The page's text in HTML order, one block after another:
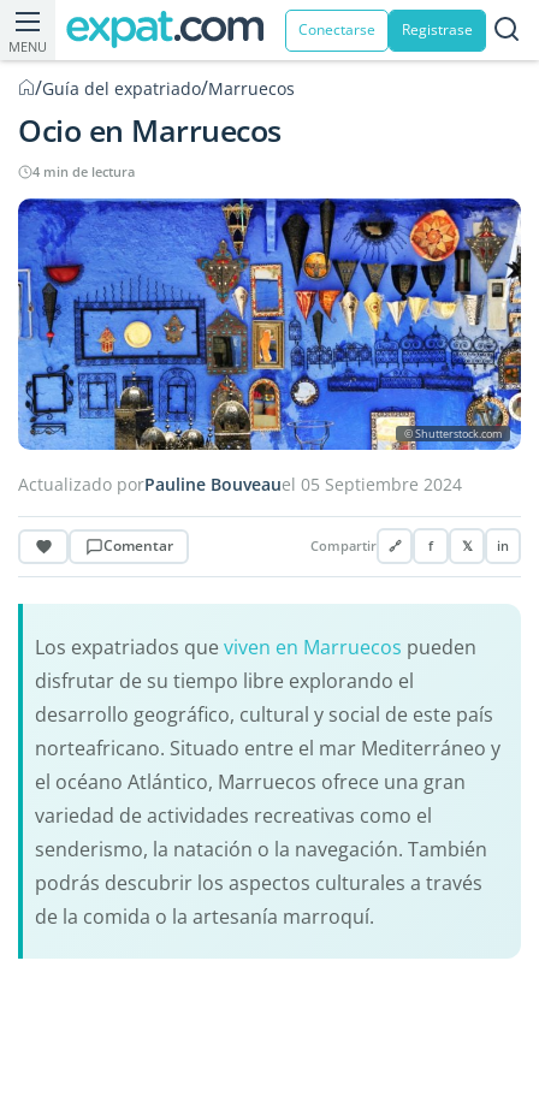
MENU
Conectarse Registrase
/Guía del expatriado/Marruecos
Ocio en Marruecos
4 min de lectura
© Shutterstock.com
Actualizado porPauline Bouveauel 05 Septiembre 2024
Comentar Compartir 🔗 f 𝕏 in
Los expatriados que viven en Marruecos pueden
disfrutar de su tiempo libre explorando el
desarrollo geográfico, cultural y social de este país
norteafricano. Situado entre el mar Mediterráneo y
el océano Atlántico, Marruecos ofrece una gran
variedad de actividades recreativas como el
senderismo, la natación o la navegación. También
podrás descubrir los aspectos culturales a través
de la comida o la artesanía marroquí.